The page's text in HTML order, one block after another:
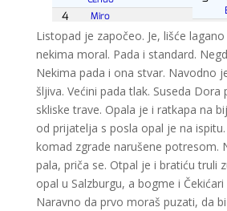
Listopad je započeo. Je, lišće
nekima moral. Pada i standard.
Nekima pada i ona stvar. Navodno
šljiva. Većini pada tlak. Suseda Dora
skliske trave. Opala je i ratkapa na
od prijatelja s posla opal je na
komad zgrade narušene potresom.
pala, priča se. Otpal je i bratiću truli
opal u Salzburgu, a bogme i Čekićari
Naravno da prvo moraš puzati, da